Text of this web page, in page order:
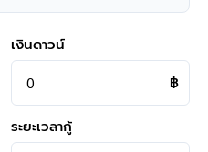
มูลเบื้องต้น ทุกวัน ได้ที่เบอร์095
ti/p/%40bangkokasset
www.bangkokassets.com/
เงินดาวน์
฿
ระยะเวลากู้